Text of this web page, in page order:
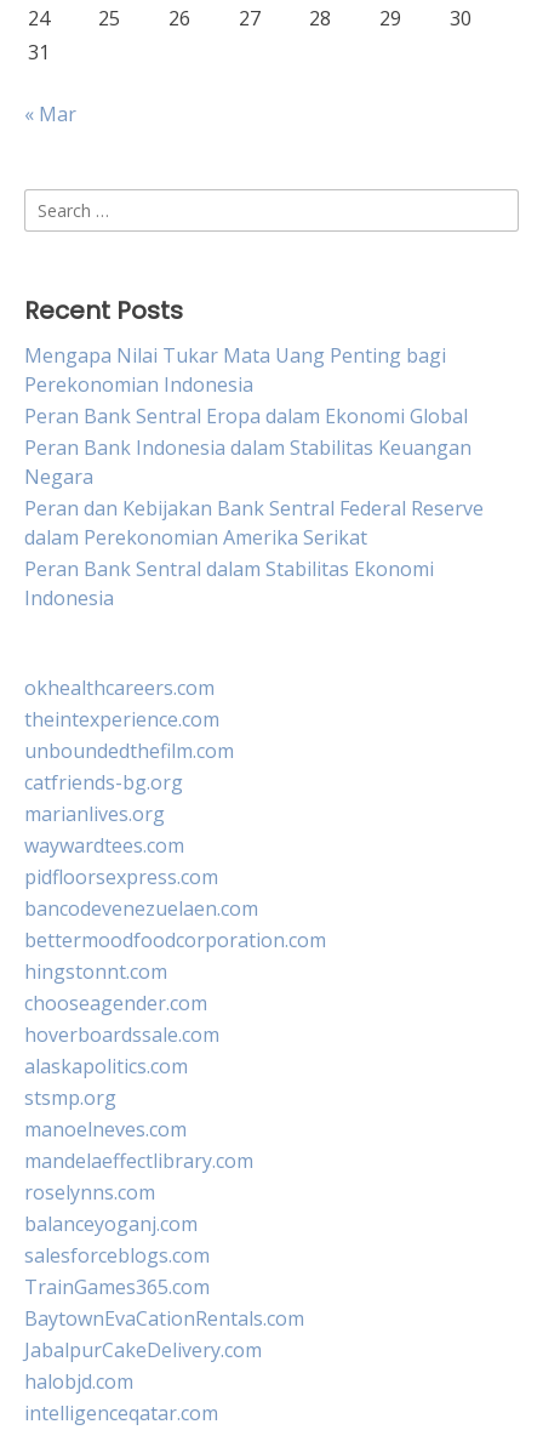
24 25 26 27 28 29
30
31
« Mar
Search
for:
Recent Posts
Mengapa Nilai Tukar Mata Uang Penting bagi
Perekonomian Indonesia
Peran Bank Sentral Eropa dalam Ekonomi Global
Peran Bank Indonesia dalam Stabilitas Keuangan
Negara
Peran dan Kebijakan Bank Sentral Federal Reserve
dalam Perekonomian Amerika Serikat
Peran Bank Sentral dalam Stabilitas Ekonomi
Indonesia
okhealthcareers.com
theintexperience.com
unboundedthefilm.com
catfriends-bg.org
marianlives.org
waywardtees.com
pidfloorsexpress.com
bancodevenezuelaen.com
bettermoodfoodcorporation.com
hingstonnt.com
chooseagender.com
hoverboardssale.com
alaskapolitics.com
stsmp.org
manoelneves.com
mandelaeffectlibrary.com
roselynns.com
balanceyoganj.com
salesforceblogs.com
TrainGames365.com
BaytownEvaCationRentals.com
JabalpurCakeDelivery.com
halobjd.com
intelligenceqatar.com